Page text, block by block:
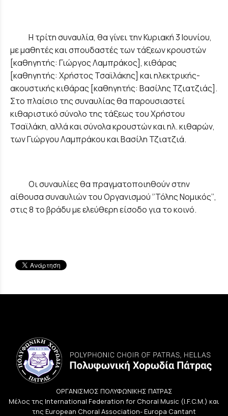
Η τρίτη συναυλία, θα γίνει την Κυριακή 3 Ιουνίου,
με μαθητές και σπουδαστές των τάξεων κρουστών
[καθηγητής: Γιώργος Λαμπράκος], κιθάρας
[καθηγητής: Χρήστος Τσαϊλάκης] και ηλεκτρικής-
ακουστικής κιθάρας [καθηγητής: Βασίλης Τζιατζιάς].
Στο πλαίσιο της συναυλίας θα παρουσιαστεί
κιθαριστικό σύνολο της τάξεως του Χρήστου
Τσαϊλάκη, αλλά και σύνολα κρουστών και ηλ. κιθαρών,
των Γιώργου Λαμπράκου και Βασίλη Τζιατζιά.
Οι συναυλίες θα πραγματοποιηθούν στην
αίθουσα συναυλιών του Οργανισμού ‘’Τόλης Νομικός’’,
στις 8 το βράδυ με ελεύθερη είσοδο για το κοινό.
ΟΡΓΑΝΙΣΜΟΣ ΠΟΛΥΦΩΝΙΚΗΣ ΠΑΤΡΑΣ
Μέλος της International Federation for Choral Music (I.F.C.M.) και
της European Choral Association- Europa Cantant